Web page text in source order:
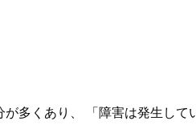
多くあり、 「障害は発生し